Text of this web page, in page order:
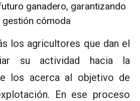
ganadero, garantizando
gestión cómoda
los agricultores que dan el
su actividad hacia la
los acerca al objetivo de
En ese proceso